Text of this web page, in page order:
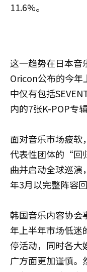
11.6%。
这一趋势在日本音
Oricon公布的今年
中仅有包括
内的7张K-POP专
面对音乐市场疲软
代表性团体的“回
曲并启动全球巡演
年3月以完整阵容回
韩国音乐内容协会
年上半年市场低迷
停活动，同时各大
广方面更加谨慎。